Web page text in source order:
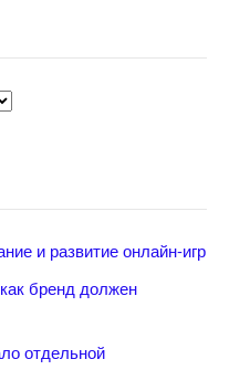
и развитие онлайн-игр
бренд должен
отдельной